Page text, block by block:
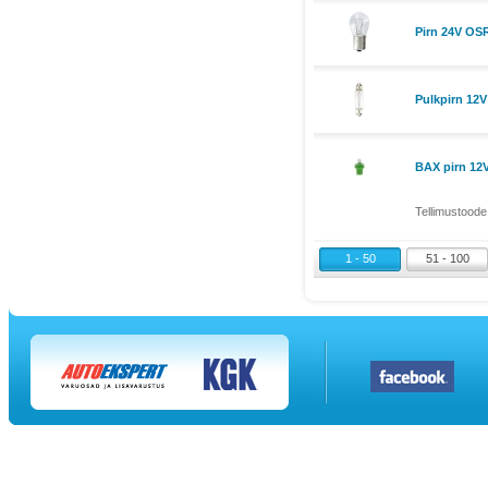
Pirn 24V
Pulkpirn 12V
BAX pirn
1 - 50 51 - 100